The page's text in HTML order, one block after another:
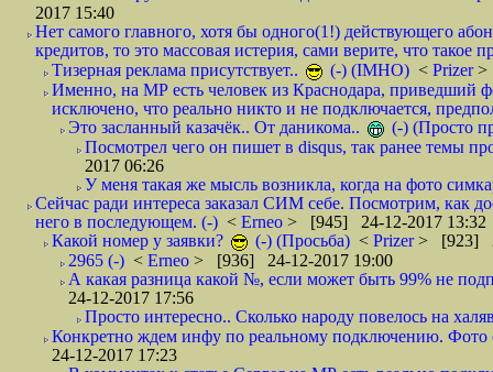
2017 15:40
Нет самого главного, хотя бы одного(1!) действующего
кредитов, то это массовая истерия, сами верите, что такое
Тизерная реклама присутствует..
(-) (IMHO) < Prizer>
Именно, на МР есть человек из Краснодара, приведший
исключено, что реально никто и не подключается,
Это засланный казачёк.. От даникома..
(-) (Просто
Посмотрел чего он пишет в disqus, так ранее темы
2017 06:26
У меня такая же мысль возникла, когда на фото
Сейчас ради интереса заказал СИМ себе. Посмотрим, как
него в последующем. (-) < Erneo > [945] 24-12-2017 13:32
Какой номер у заявки?
(-) (Просьба) < Prizer> [923]
2965 (-) < Erneo > [936] 24-12-2017 19:00
А какая разница какой №, если может быть 99% не
24-12-2017 17:56
Просто интересно.. Сколько народу повелось на
Конкретно ждем инфу по реальному подключению. Фото
24-12-2017 17:23